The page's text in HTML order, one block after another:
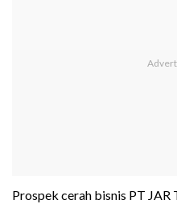
Prospek cerah bisnis PT